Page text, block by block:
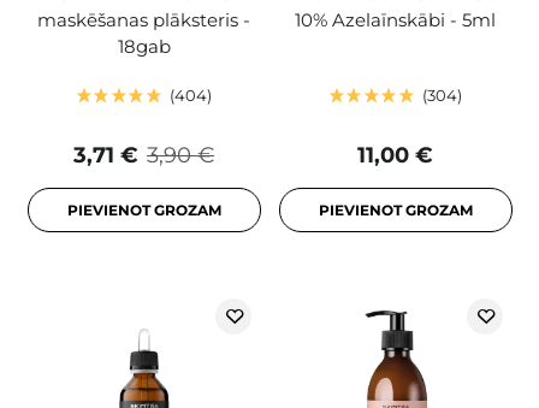
maskēšanas plāksteris -
18gab
404
3,90 €
3,71 €
PIEVIENOT GROZAM
10% Azelaīnskābi - 5ml
304
11,00 €
PIEVIENOT GROZAM